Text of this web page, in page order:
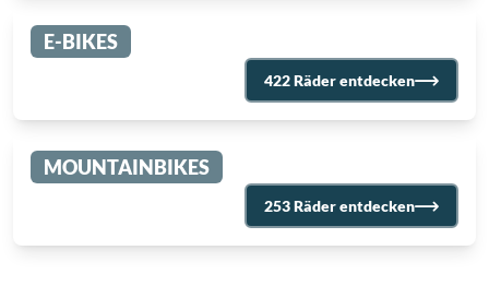
E-BIKES
422 Räder entdecken
MOUNTAINBIKES
253 Räder entdecken